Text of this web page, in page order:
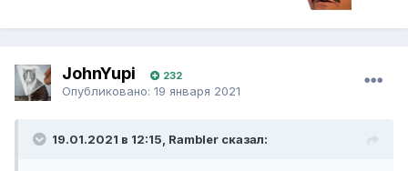
JohnYupi 232
Опубликовано: 19 января 2021
19.01.2021 в 12:15, Rambler сказал: